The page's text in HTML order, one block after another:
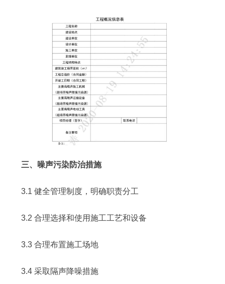
三、噪声污染防治措施
3.1 健全管理制度，明确职责分工
3.2 合理选择和使用施工工艺和设备
3.3 合理布置施工场地
3.4 采取隔声降噪措施